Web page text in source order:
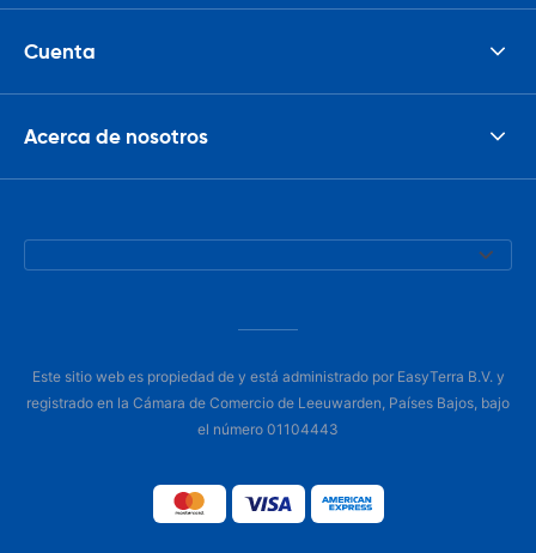
Cuenta
Acerca de nosotros
Este sitio web es propiedad de y está administrado por EasyTerra B.V. y
registrado en la Cámara de Comercio de Leeuwarden, Países Bajos, bajo
el número 01104443